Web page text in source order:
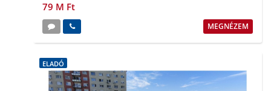
79 M Ft
MEGNÉZEM
ELADÓ